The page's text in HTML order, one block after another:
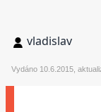
vladislav
Vydáno 10.6.2015,